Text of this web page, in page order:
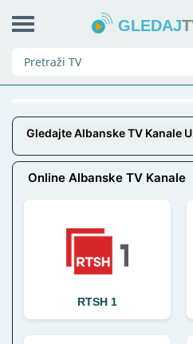
GLEDAJ
Gledajte Albanske TV Kanale
Online Albanske TV Kanale
RTSH 1